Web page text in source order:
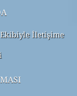
İletişime